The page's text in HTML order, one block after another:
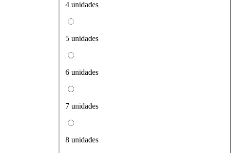
4 unidades
5 unidades
6 unidades
7 unidades
8 unidades